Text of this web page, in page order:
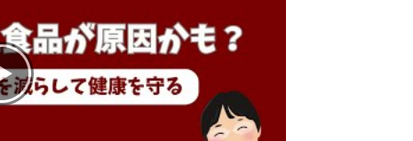
つき支援
児